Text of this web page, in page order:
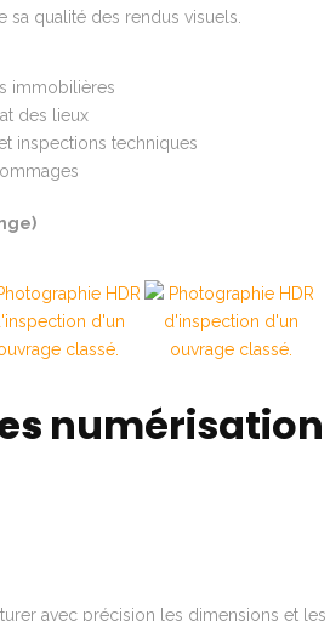
sa qualité des rendus visuels.
immobilières
des lieux
inspections techniques
numérisation
avec précision les dimensions et les